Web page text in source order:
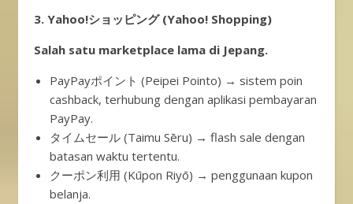
3. Yahoo!ショッピング (Yahoo! Shopping)
Salah satu marketplace lama di Jepang.
PayPayポイント (Peipei Pointo) → sistem poin
cashback, terhubung dengan aplikasi pembayaran
PayPay.
タイムセール (Taimu Sēru) → flash sale dengan
batasan waktu tertentu.
クーポン利用 (Kūpon Riyō) → penggunaan kupon
belanja.